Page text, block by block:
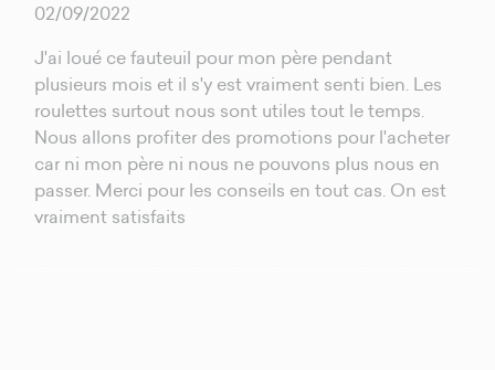
02/09/2022
J'ai loué ce fauteuil pour mon père pendant
plusieurs mois et il s'y est vraiment senti bien. Les
roulettes surtout nous sont utiles tout le temps.
Nous allons profiter des promotions pour l'acheter
car ni mon père ni nous ne pouvons plus nous en
passer. Merci pour les conseils en tout cas. On est
vraiment satisfaits